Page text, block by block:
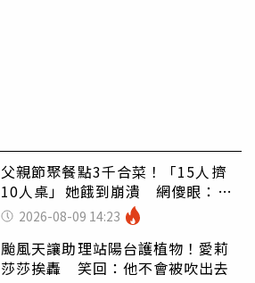
父親節聚餐點3千合菜！「15人擠
10人桌」她餓到崩潰 網傻眼：讓
店家看笑話
2026-08-09 14:23
颱風天讓助理站陽台護植物！愛莉
莎莎挨轟 笑回：他不會被吹出去